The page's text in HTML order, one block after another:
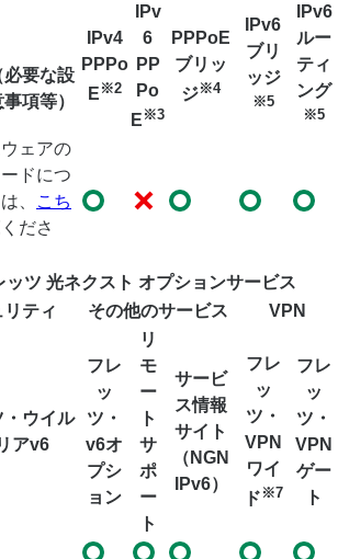
IPv4
PPPo
E ※2
IPv
6
PP
Po
E ※3
PPPoE
ブリッ
ジ※4
IPv6
ブリ
ッジ
※5
IPv6
ルー
ティ
ング
※5
必要な設
項等）
ェアの
ドにつ
、
こち
ださ
ッツ 光ネクスト オプションサービス
ティ
その他のサービス VPN
・ウイル
アv6
フレ
ッ
ツ・
v6オ
プシ
ョン
リ
モ
ー
ト
サ
ポ
ー
ト
サービ
ス情報
サイト
（NGN
IPv6）
フレ
ッ
ツ・
VPN
ワイ
ド ※7
フレ
ッ
ツ・
VPN
ゲー
ト